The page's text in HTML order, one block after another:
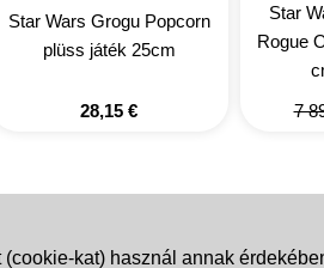
Star Wars Grogu Popcorn
plüss játék 25cm
28,15 €
Star
Rogue
7
kat) használ annak